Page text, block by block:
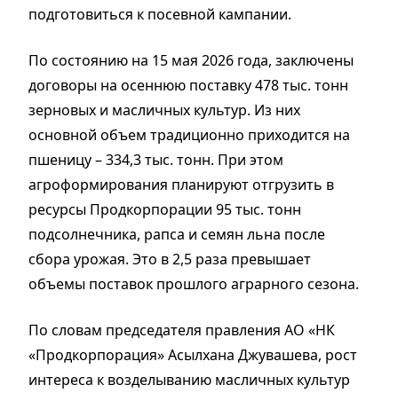
подготовиться к посевной кампании.
По состоянию на 15 мая 2026 года, заключены
договоры на осеннюю поставку 478 тыс. тонн
зерновых и масличных культур. Из них
основной объем традиционно приходится на
пшеницу – 334,3 тыс. тонн. При этом
агроформирования планируют отгрузить в
ресурсы Продкорпорации 95 тыс. тонн
подсолнечника, рапса и семян льна после
сбора урожая. Это в 2,5 раза превышает
объемы поставок прошлого аграрного сезона.
По словам председателя правления АО «НК
«Продкорпорация» Асылхана Джувашева, рост
интереса к возделыванию масличных культур